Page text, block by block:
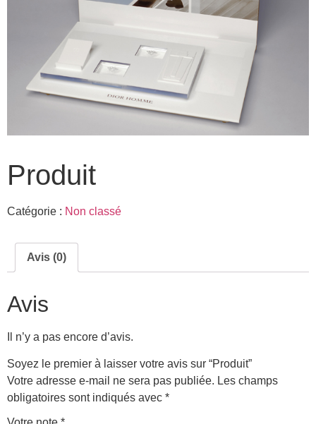
Produit
Catégorie : Non classé
Avis (0)
Avis
Il n’y a pas encore d’avis.
Soyez le premier à laisser votre avis sur “Produit”
Votre adresse e-mail ne sera pas publiée. Les champs
obligatoires sont indiqués avec *